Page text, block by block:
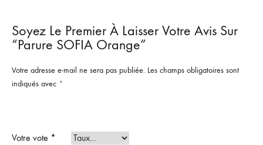
Soyez Le Premier À Laisser Votre Avis Sur
“Parure SOFIA Orange”
Votre adresse e-mail ne sera pas publiée. Les champs obligatoires sont
indiqués avec *
Votre vote *